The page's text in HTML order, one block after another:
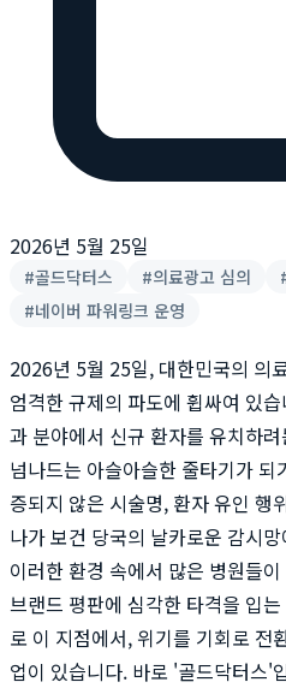
2026년 5월 25일
#골드닥터스 #의료광고 심의
#네이버 파워링크 운영
2026년 5월 25일, 대한민국의 의
엄격한 규제의 파도에 휩싸여 있
과 분야에서 신규 환자를 유치하
넘나드는 아슬아슬한 줄타기가
증되지 않은 시술명, 환자 유인 행
나가 보건 당국의 날카로운 감시
이러한 환경 속에서 많은 병원들
브랜드 평판에 심각한 타격을 입
로 이 지점에서, 위기를 기회로 전
업이 있습니다. 바로 '골드닥터스'